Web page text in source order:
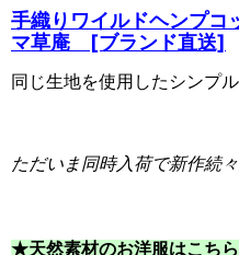
手織りワイルドヘンプ
マ草庵 [ブランド直送]
同じ生地を使用したシンプ
ただいま同時入荷で新作続
★天然素材のお洋服はこち